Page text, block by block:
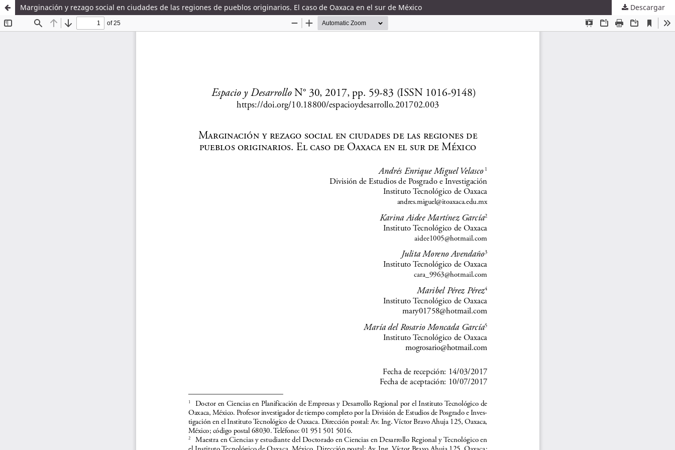
Marginación y rezago social en ciudades de las regiones de pueblos originarios. El caso de Oaxaca en el sur de México Descargar